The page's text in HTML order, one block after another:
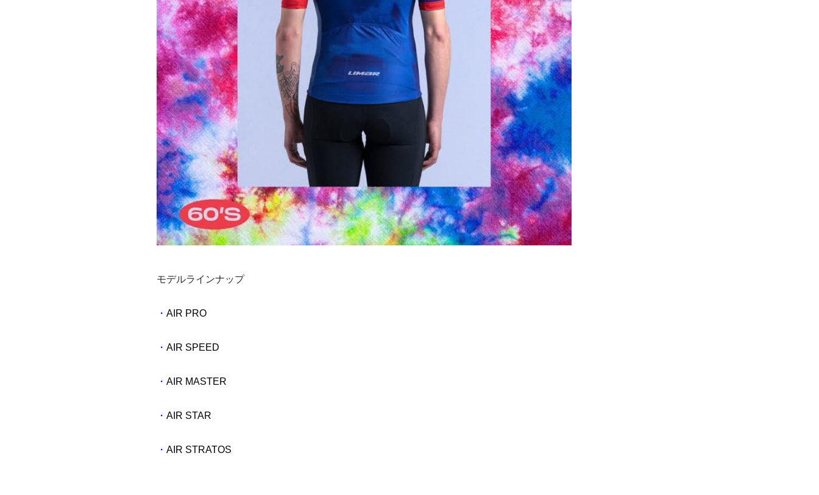
モデルラインナップ
・ AIR PRO
・ AIR SPEED
・ AIR MASTER
・ AIR STAR
・ AIR STRATOS